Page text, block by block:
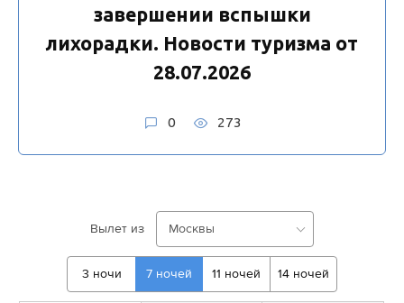
завершении вспышки
лихорадки. Новости туризма от
28.07.2026
0 273
Вылет из Москвы
3 ночи 7 ночей 11 ночей 14 ночей